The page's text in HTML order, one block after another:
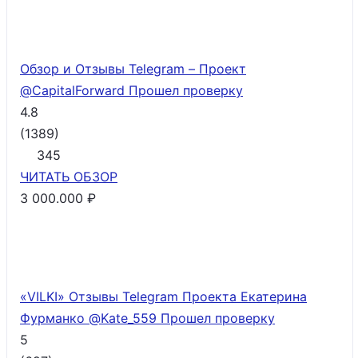
Обзор и Отзывы Telegram – Проект
@CapitalForward Прошел проверку
4.8
(1389)
345
ЧИТАТЬ ОБЗОР
3 000.000 ₽
«VILKI» Отзывы Telegram Проекта Екатерина
Фурманко @Kate_559 Прошел проверку
5